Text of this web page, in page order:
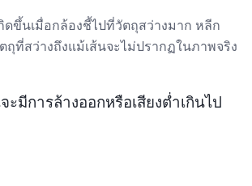
ขึ้นเมื่อกล้องชี้ไปที่วัตถุสว่างมาก หลีก
ตถุที่สว่างถึงแม้เส้นจะไม่ปรากฏในภาพจริง
มีการล้างออกหรือเสียงต่ำเกินไป